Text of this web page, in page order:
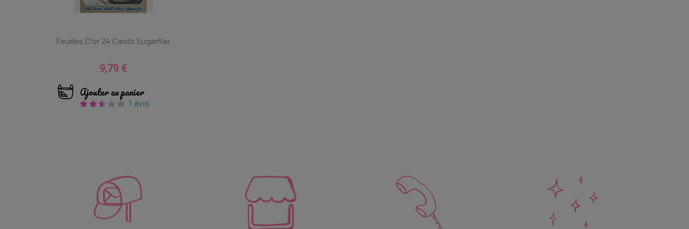
Feuilles D'or 24 Carats Sugarflair
Prix
9,79 €
Ajouter au panier
1 avis